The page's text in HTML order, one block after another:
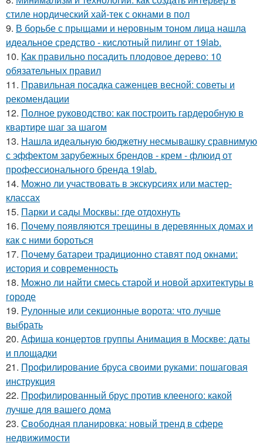
стиле нордический хай-тек с окнами в пол
9. В борьбе с прыщами и неровным тоном лица нашла
идеальное средство - кислотный пилинг от 19lab.
10. Как правильно посадить плодовое дерево: 10
обязательных правил
11. Правильная посадка саженцев весной: советы и
рекомендации
12. Полное руководство: как построить гардеробную в
квартире шаг за шагом
13. Нашла идеальную бюджетну несмывашку сравнимую
с эффектом зарубежных брендов - крем - флюид от
профессионального бренда 19lab.
14. Можно ли участвовать в экскурсиях или мастер-
классах
15. Парки и сады Москвы: где отдохнуть
16. Почему появляются трещины в деревянных домах и
как с ними бороться
17. Почему батареи традиционно ставят под окнами:
история и современность
18. Можно ли найти смесь старой и новой архитектуры в
городе
19. Рулонные или секционные ворота: что лучше
выбрать
20. Афиша концертов группы Анимация в Москве: даты
и площадки
21. Профилирование бруса своими руками: пошаговая
инструкция
22. Профилированный брус против клееного: какой
лучше для вашего дома
23. Свободная планировка: новый тренд в сфере
недвижимости